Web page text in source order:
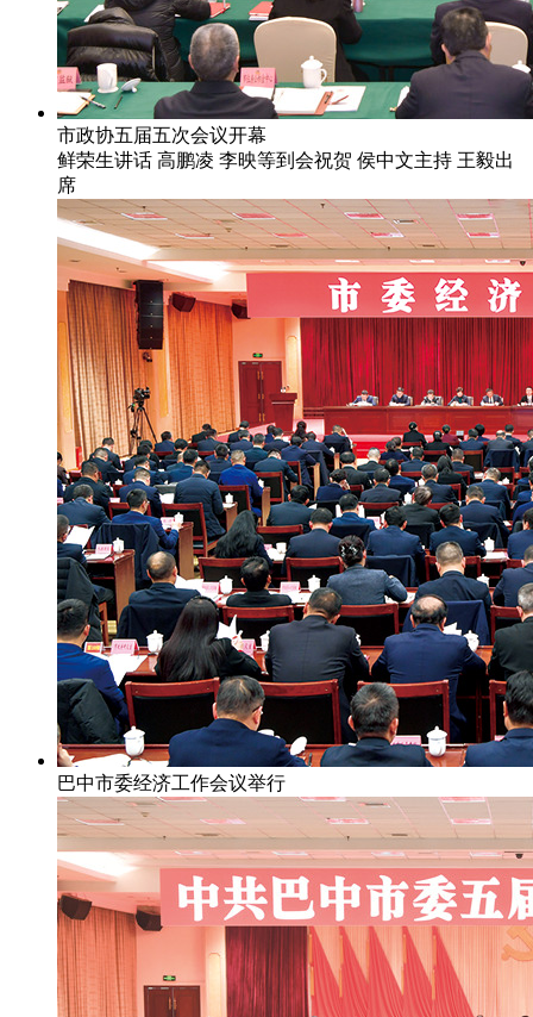
市政协五届五次会议开幕
鲜荣生讲话 高鹏凌 李映等到会祝贺 侯中文主持 王毅出
席
巴中市委经济工作会议举行